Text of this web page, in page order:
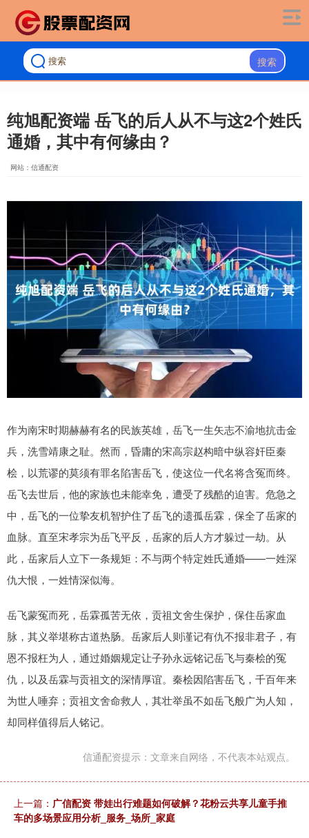
搜索
纯旭配资端 岳飞的后人从不与这2个姓氏
通婚，其中有何缘由？
网站：信通配资
作为南宋时期赫赫有名的民族英雄，岳飞一生矢志不渝地抗击金
兵，洗雪靖康之耻。然而，昏庸的宋高宗赵构暗中纵容奸臣秦
桧，以荒谬的莫须有罪名陷害岳飞，使这位一代名将含冤而终。
岳飞去世后，他的家族也未能幸免，遭受了残酷的迫害。危急之
中，岳飞的一位挚友机智护住了岳飞的遗孤岳霖，保全了岳家的
血脉。直至宋孝宗为岳飞平反，岳家的后人方才躲过一劫。从
此，岳家后人立下一条规矩：不与两个特定姓氏通婚——一姓深
仇大恨，一姓情深似海。
岳飞蒙冤而死，岳霖孤苦无依，贡祖文舍生保护，保住岳家血
脉，其义举堪称古道热肠。岳家后人则谨记有仇不报非君子，有
恩不报枉为人，通过婚姻规定让子孙永远铭记岳飞与秦桧的冤
仇，以及岳霖与贡祖文的深情厚谊。秦桧因陷害岳飞，千百年来
为世人唾弃；贡祖文舍命救人，其壮举虽不如岳飞般广为人知，
却同样值得后人铭记。
信通配资提示：文章来自网络，不代表本站观点。
上一篇： 广信配资 带娃出行难题如何破解？花粉云共享儿童手推
车的多场景应用分析_服务_场所_家庭